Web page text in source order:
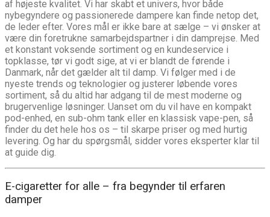
af højeste kvalitet. Vi har skabt et univers, hvor både
nybegyndere og passionerede dampere kan finde netop det,
de leder efter. Vores mål er ikke bare at sælge – vi ønsker at
være din foretrukne samarbejdspartner i din damprejse. Med
et konstant voksende sortiment og en kundeservice i
topklasse, tør vi godt sige, at vi er blandt de førende i
Danmark, når det gælder alt til damp. Vi følger med i de
nyeste trends og teknologier og justerer løbende vores
sortiment, så du altid har adgang til de mest moderne og
brugervenlige løsninger. Uanset om du vil have en kompakt
pod-enhed, en sub-ohm tank eller en klassisk vape-pen, så
finder du det hele hos os – til skarpe priser og med hurtig
levering. Og har du spørgsmål, sidder vores eksperter klar til
at guide dig.
E-cigaretter for alle – fra begynder til erfaren
damper